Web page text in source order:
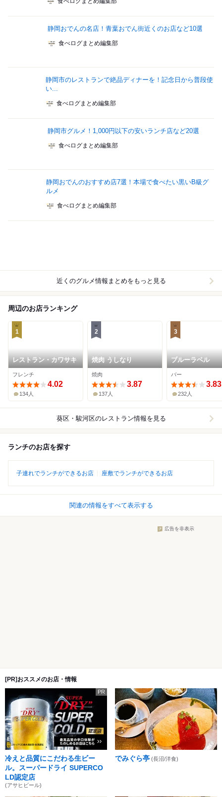
静岡おでんの名店！青葉おでん街近くのお店など10選
食べログまとめ編集部
静岡市のレストランで絶品ディナーを！記念日から普段使
い...
食べログまとめ編集部
静岡市グルメ！1,000円以下の安いランチ店など20選
食べログまとめ編集部
静岡おでんのおすすめ店7選！本場で食べたい黒いB級グ
ルメ
食べログまとめ編集部
近くのグルメ情報まとめをもっと見る
周辺のお店ランキング
1
レストラン・カワサキ
フレンチ
4.02
134人
2
焼肉 うしなり
焼肉
3.87
137人
3
ブルーラベル
バー
3.83
232人
葵区・駿河区のレストラン情報を見る
ランチのお店を探す
子連れでランチができるお店 座敷でランチができるお店
関連の情報をすべて表示する
広告を非表示
[PR]おススメのお店・情報
PR
冷えと品質にこだわる生ビー
ル。スーパードライ SUPERCO
LD認定店
(アサヒビール)
でみぐら亭 (長沼/洋食)